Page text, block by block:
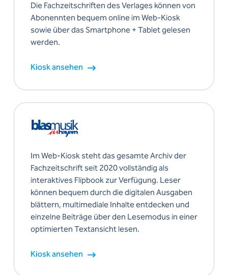
Die Fachzeitschriften des Verlages können von
Abonennten bequem online im Web-Kiosk
sowie über das Smartphone + Tablet gelesen
werden.
Kiosk ansehen
Im Web-Kiosk steht das gesamte Archiv der
Fachzeitschrift seit 2020 vollständig als
interaktives Flipbook zur Verfügung. Leser
können bequem durch die digitalen Ausgaben
blättern, multimediale Inhalte entdecken und
einzelne Beiträge über den Lesemodus in einer
optimierten Textansicht lesen.
Kiosk ansehen